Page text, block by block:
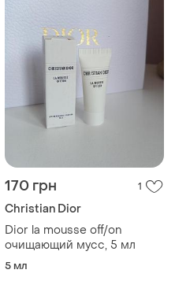
170 грн 1
Christian Dior
Dior la mousse off/on
очищающий мусс, 5 мл
5 мл